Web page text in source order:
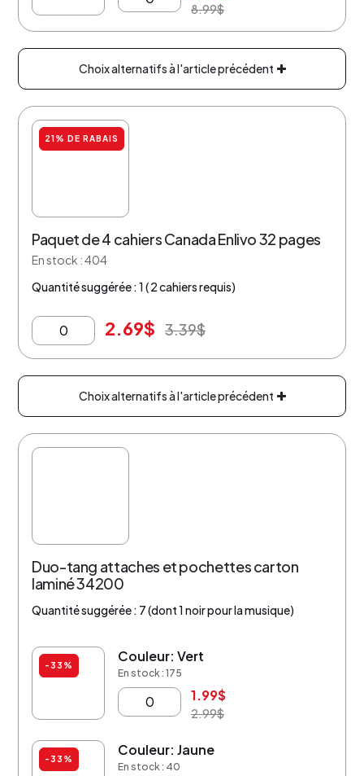
8.99$
Choix alternatifs à l'article précédent
21% DE RABAIS
Paquet de 4 cahiers Canada Enlivo 32 pages
En stock : 404
Quantité suggérée : 1 ( 2 cahiers requis)
2.69$ 3.39$
Choix alternatifs à l'article précédent
Duo-tang attaches et pochettes carton
laminé 34200
Quantité suggérée : 7 (dont 1 noir pour la musique)
-33%
Couleur: Vert
En stock : 175
1.99$
2.99$
-33%
Couleur: Jaune
En stock : 40